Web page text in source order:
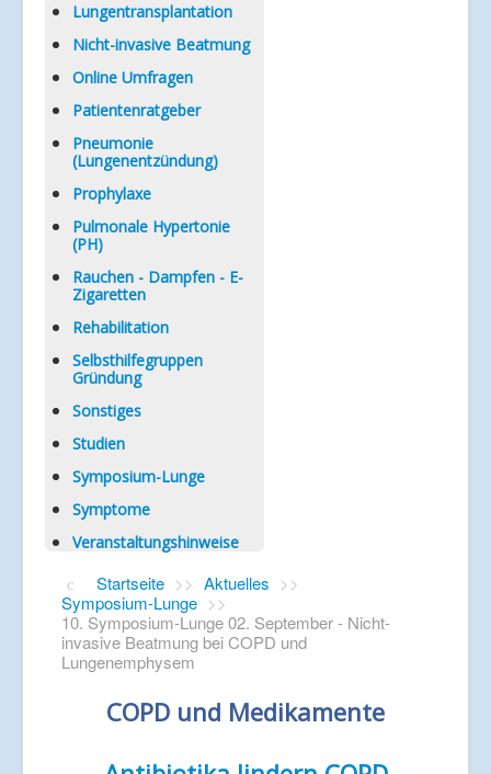
Lungentransplantation
Nicht-invasive Beatmung
Online Umfragen
Patientenratgeber
Pneumonie
(Lungenentzündung)
Prophylaxe
Pulmonale Hypertonie
(PH)
Rauchen - Dampfen - E-
Zigaretten
Rehabilitation
Selbsthilfegruppen
Gründung
Sonstiges
Studien
Symposium-Lunge
Symptome
Veranstaltungshinweise
Startseite >> Aktuelles >>
Symposium-Lunge >>
10. Symposium-Lunge 02. September - Nicht-
invasive Beatmung bei COPD und
Lungenemphysem
COPD und Medikamente